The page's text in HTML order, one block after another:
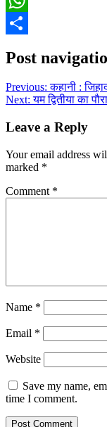
WhatsApp
Post
Previous: कहानी :
Next: यम द्वितीया का
Leave a Reply
Your email address
marked *
Comment *
Name *
Email *
Website
Save my name,
time I comment.